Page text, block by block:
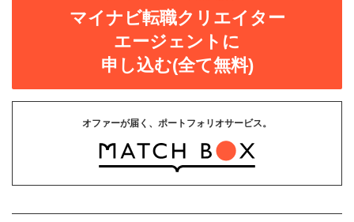
マイナビ転職クリエイター
エージェントに
申し込む(全て無料)
オファーが届く、ポートフォリオサービス。